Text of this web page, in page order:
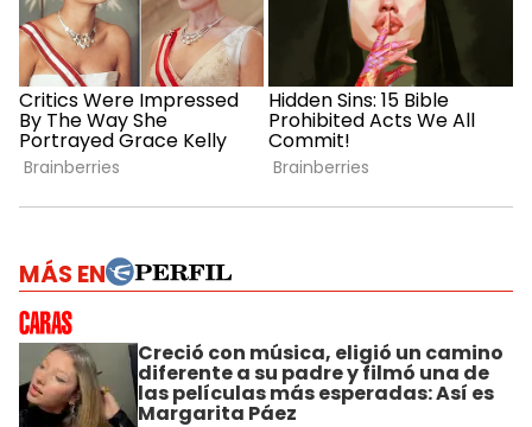
MÁS EN
Creció con música, eligió un camino
diferente a su padre y filmó una de
las películas más esperadas: Así es
Margarita Páez